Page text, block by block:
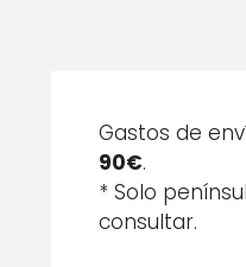
Gastos de
90€.
* Solo
consultar.